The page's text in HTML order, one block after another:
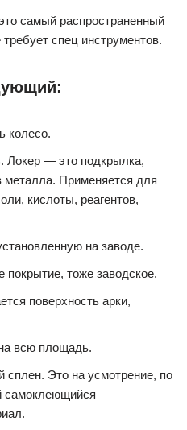
самый распространенный
требует спец инструментов.
колесо.
Локер — это подкрылка,
металла. Применяется для
кислоты, реагентов,
на заводе.
покрытие, тоже заводское.
поверхность арки,
всю площадь.
сплен. Это на усмотрение, по
самоклеющийся